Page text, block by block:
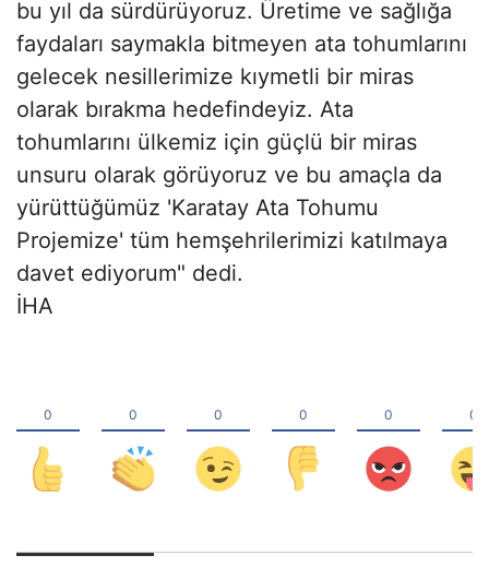
bu yıl da sürdürüyoruz. Üretime ve sağlığa
faydaları saymakla bitmeyen ata tohumlarını
gelecek nesillerimize kıymetli bir miras
olarak bırakma hedefindeyiz. Ata
tohumlarını ülkemiz için güçlü bir miras
unsuru olarak görüyoruz ve bu amaçla da
yürüttüğümüz 'Karatay Ata Tohumu
Projemize' tüm hemşehrilerimizi katılmaya
davet ediyorum" dedi.
İHA